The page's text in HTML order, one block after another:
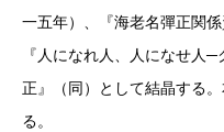
一五年）、『海老名彈正関
『人になれ人、人になせ
正』（同）として結晶する
る。